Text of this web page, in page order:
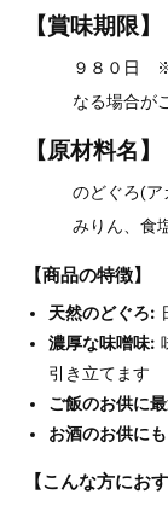
【賞味期限】
９８０日 ※
なる場合が
【原材料名】
のどぐろ(ア
みりん、食
【商品の特徴】
天然のどぐろ:
濃厚な味噌味:
引き立てます
ご飯のお供に
お酒のお供に
【こんな方にお